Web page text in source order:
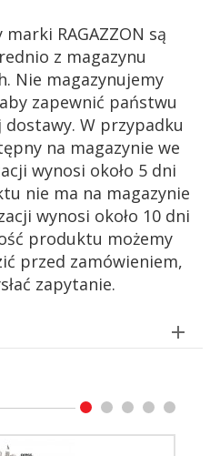
RAGAZZON są
z magazynu
Nie magazynujemy
zapewnić państwu
W przypadku
na magazynie we
wynosi około 5 dni
nie ma na magazynie
wynosi około 10 dni
produktu możemy
przed zamówieniem,
zapytanie.